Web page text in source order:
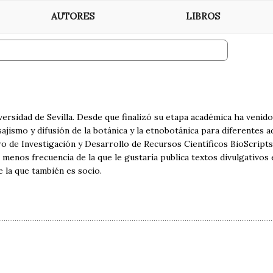
AUTORES LIBROS
de Sevilla. Desde que finalizó su etapa académica ha
y difusión de la botánica y la etnobotánica para diferentes
Investigación y Desarrollo de Recursos Científicos
menos frecuencia de la que le gustaría publica textos
la que también es socio.